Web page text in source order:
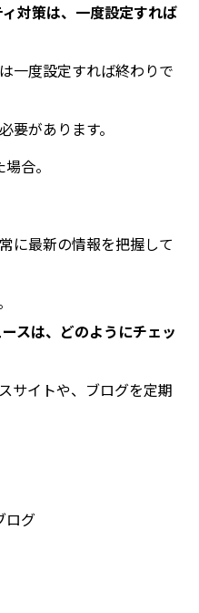
対策は、一度設定すれば
一度設定すれば終わりで
要があります。
合。
に最新の情報を把握して
スは、どのようにチェッ
サイトや、ブログを定期
ログ